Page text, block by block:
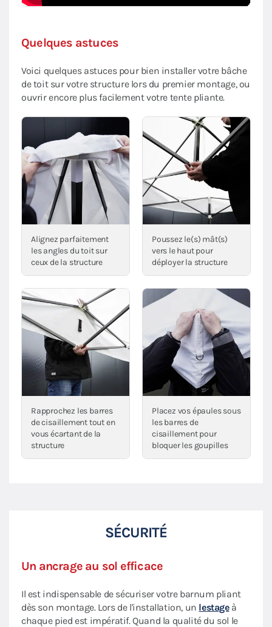
Quelques astuces
Voici quelques astuces pour bien installer votre bâche
de toit sur votre structure lors du premier montage, ou
ouvrir encore plus facilement votre tente pliante.
Alignez parfaitement
les angles du toit sur
ceux de la structure
Poussez le(s) mât(s)
vers le haut pour
déployer la structure
Rapprochez les barres
de cisaillement tout en
vous écartant de la
structure
Placez vos épaules sous
les barres de
cisaillement pour
bloquer les goupilles
SÉCURITÉ
Un ancrage au sol efficace
Il est indispensable de sécuriser votre barnum pliant
dès son montage. Lors de l'installation, un lestageà
chaque pied est impératif. Quand la qualité du sol le